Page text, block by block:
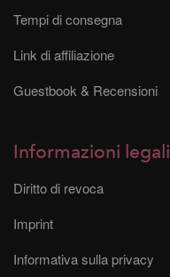
Tempi di consegna
Link di affiliazione
Guestbook & Recensioni
Informazioni legali
Diritto di revoca
Imprint
Informativa sulla privacy